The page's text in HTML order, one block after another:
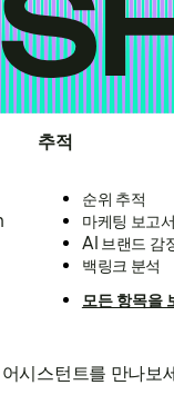
추적
순위 추적
마케팅 보고
AI 브랜드 감
백링크 분석
모든 항목을
시스턴트를 만나보